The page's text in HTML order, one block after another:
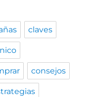
claves
consejos